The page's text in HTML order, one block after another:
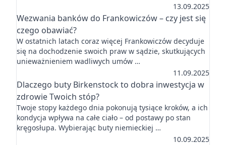
13.09.2025
Wezwania banków do Frankowiczów – czy jest się
czego obawiać?
W ostatnich latach coraz więcej Frankowiczów decyduje
się na dochodzenie swoich praw w sądzie, skutkujących
unieważnieniem wadliwych umów …
11.09.2025
Dlaczego buty Birkenstock to dobra inwestycja w
zdrowie Twoich stóp?
Twoje stopy każdego dnia pokonują tysiące kroków, a ich
kondycja wpływa na całe ciało – od postawy po stan
kręgosłupa. Wybierając buty niemieckiej …
10.09.2025